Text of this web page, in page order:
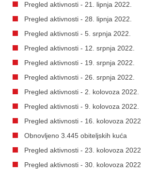
Pregled aktivnosti - 21. lipnja 2022.
Pregled aktivnosti - 28. lipnja 2022.
Pregled aktivnosti - 5. srpnja 2022.
Pregled aktivnosti - 12. srpnja 2022.
Pregled aktivnosti - 19. srpnja 2022.
Pregled aktivnosti - 26. srpnja 2022.
Pregled aktivnosti - 2. kolovoza 2022.
Pregled aktivnosti - 9. kolovoza 2022.
Pregled aktivnosti - 16. kolovoza 2022.
Obnovljeno 3.445 obiteljskih kuća
Pregled aktivnosti - 23. kolovoza 2022.
Pregled aktivnosti - 30. kolovoza 2022.